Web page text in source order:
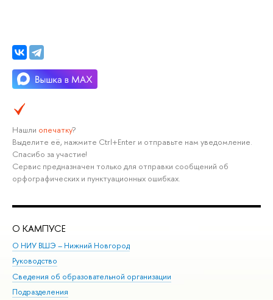
Нашли опечатку?
Выделите её, нажмите Ctrl+Enter и отправьте нам уведомление.
Спасибо за участие!
Сервис предназначен только для отправки сообщений об
орфографических и пунктуационных ошибках.
О КАМПУСЕ
О НИУ ВШЭ – Нижний Новгород
Руководство
Сведения об образовательной организации
Подразделения